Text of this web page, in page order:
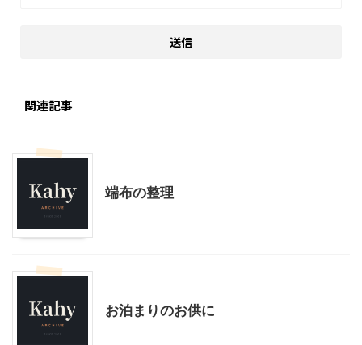
関連記事
端布の整理
お泊まりのお供に